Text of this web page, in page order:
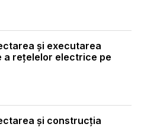
şi executarea
a reţelelor electrice pe
şi construcţia